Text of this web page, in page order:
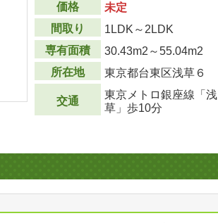
価格
未定
間取り
1LDK～2LDK
専有面積
30.43m2 ～55.04m2
所在地
東京都台東区浅草６
交通
東京メトロ銀座線「浅
草」歩10分